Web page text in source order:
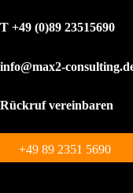
T +49 (0)89 23515690
info@max2-
Rückruf vereinbaren
Zum
Inhalt
+49 89 2351 5690